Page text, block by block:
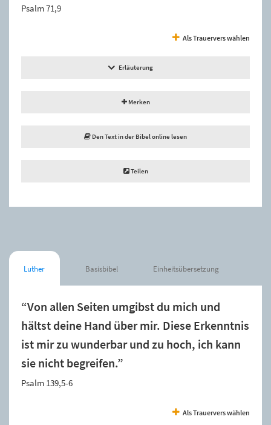
Psalm 71,9
Als Trauervers wählen
Erläuterung
Merken
Den Text in der Bibel online lesen
Teilen
Luther Basisbibel Einheitsübersetzung
“Von allen Seiten umgibst du mich und
hältst deine Hand über mir. Diese Erkenntnis
ist mir zu wunderbar und zu hoch, ich kann
sie nicht begreifen.”
Psalm 139,5-6
Als Trauervers wählen